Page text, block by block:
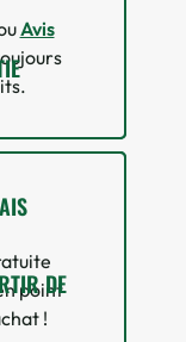
Avis
DE
point
!